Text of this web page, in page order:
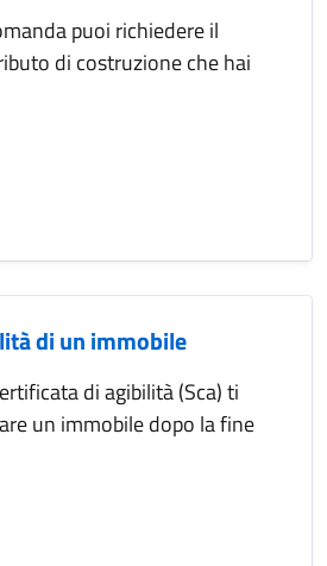
puoi richiedere il
di costruzione che hai
di un immobile
di agibilità (Sca) ti
un immobile dopo la fine